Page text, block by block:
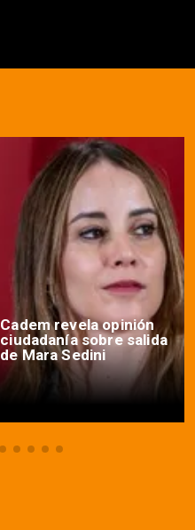
Cadem revela opinión
ciudadanía sobre salida
de Mara Sedini